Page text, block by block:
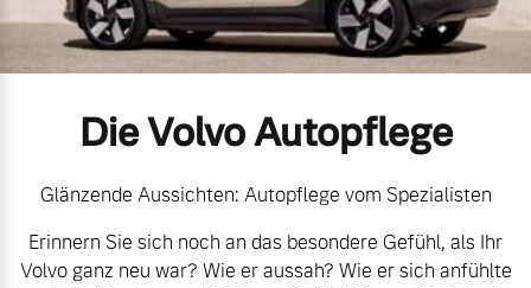
Mild-Hybrid
Geschäftskunden
Gebrauchtwagen
Aktuelle Zubehörangebote
Zubehörkatalog
Kontakt und Anfahrt
Die Volvo Autopflege
Glänzende Aussichten: Autopflege vom Spezialisten
Erinnern Sie sich noch an das besondere Gefühl, als Ihr
Volvo ganz neu war? Wie er aussah? Wie er sich anfühlte